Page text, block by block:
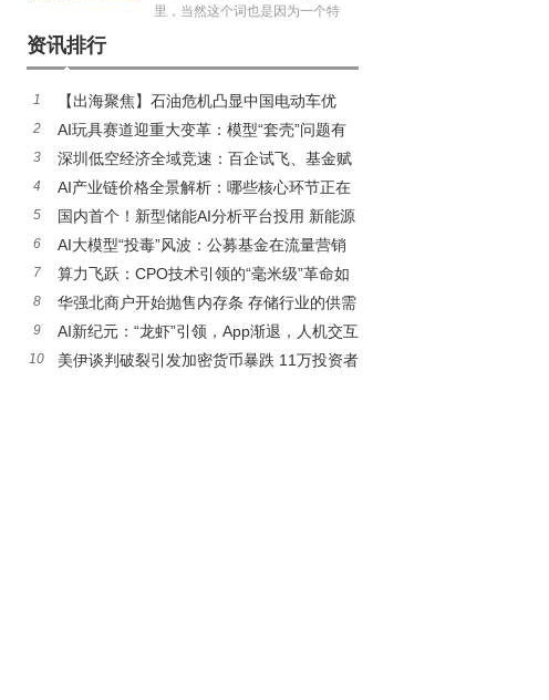
里，当然这个词也是因为一个特
资讯排行
1
【出海聚焦】石油危机凸显中国电动车优
势，性价比之外更有硬实力
2
AI玩具赛道迎重大变革：模型“套壳”问题有
望短期解决，智能体研发加速推进
3
深圳低空经济全域竞速：百企试飞、基金赋
能、标准引领
4
AI产业链价格全景解析：哪些核心环节正在
经历涨价潮？
5
国内首个！新型储能AI分析平台投用 新能源
消纳电量提升30%
6
AI大模型“投毒”风波：公募基金在流量营销
与合规之间的艰难抉择｜基市乱象追踪⑦
7
算力飞跃：CPO技术引领的“毫米级”革命如
何实现？
8
华强北商户开始抛售内存条 存储行业的供需
拐点来了吗？
9
AI新纪元：“龙虾”引领，App渐退，人机交互
革命将启
10
美伊谈判破裂引发加密货币暴跌 11万投资者